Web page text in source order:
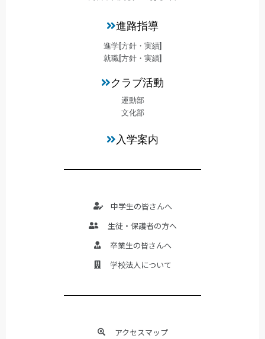
進路指導
進学[方針・実績]
就職[方針・実績]
クラブ活動
運動部
文化部
入学案内
中学生の皆さんへ
生徒・保護者の方へ
卒業生の皆さんへ
学校法人について
アクセスマップ